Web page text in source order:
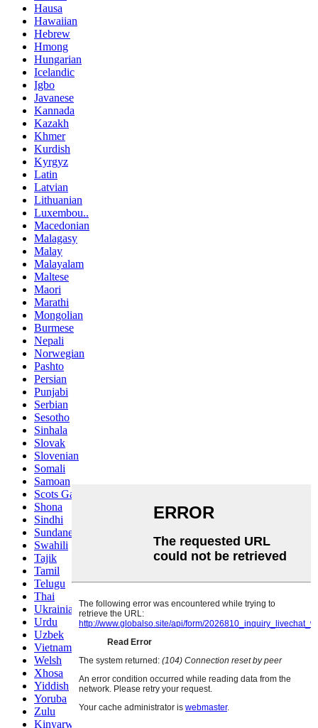
Hausa
Hawaiian
Hebrew
Hmong
Hungarian
Icelandic
Igbo
Javanese
Kannada
Kazakh
Khmer
Kurdish
Kyrgyz
Latin
Latvian
Lithuanian
Luxembou..
Macedonian
Malagasy
Malay
Malayalam
Maltese
Maori
Marathi
Mongolian
Burmese
Nepali
Norwegian
Pashto
Persian
Punjabi
Serbian
Sesotho
Sinhala
Slovak
Slovenian
Somali
Samoan
Scots Gaelic
Shona
Sindhi
Sundanese
Swahili
Tajik
Tamil
Telugu
Thai
Ukrainian
Urdu
Uzbek
Vietnamese
Welsh
Xhosa
Yiddish
Yoruba
Zulu
Kinyarwanda